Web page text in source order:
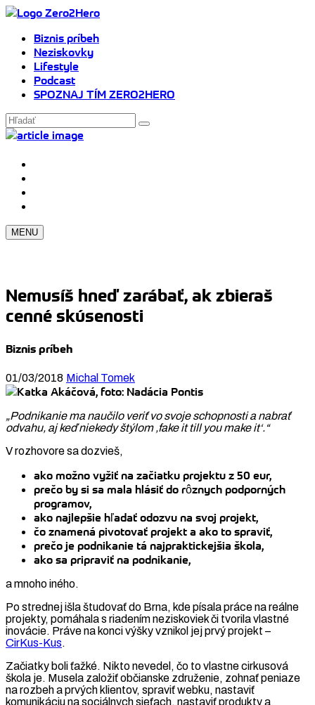
Biznis príbeh
Neziskovky
Lifestyle
Podcast
SPOZNAJ TÍM ZERO2HERO
MENU
Nemusíš hneď zarábať, ak zbieraš
cenné skúsenosti
Biznis príbeh
01/03/2018 Michal Tomek
„Podnikanie ma naučilo veriť vo svoje schopnosti a nabrať
odvahu, aj keď niekedy štýlom ,fake it till you make it‘.“
V rozhovore sa dozvieš,
ako možno vyžiť na začiatku projektu z 50 eur,
prečo by si sa mala hlásiť do rôznych podporných
programov,
ako najlepšie hľadať odozvu na svoj projekt,
čo znamená pivotovať projekt a ako to spraviť,
prečo je podnikanie tá najpraktickejšia škola,
ako sa pripraviť na podnikanie,
a mnoho iného.
Po strednej išla študovať do Brna, kde písala práce na reálne
projekty, pomáhala s riadením neziskoviek či tvorila vlastné
inovácie. Práve na konci výšky vznikol jej prvý projekt –
CirKus-Kus.
Začiatky boli ťažké. Nikto nevedel, čo to vlastne cirkusová
škola je. Musela založiť občianske združenie, zohnať peniaze
na rozbeh a prvých klientov, spraviť webku, nastaviť
komunikáciu na sociálnych sieťach, nastaviť produkty a